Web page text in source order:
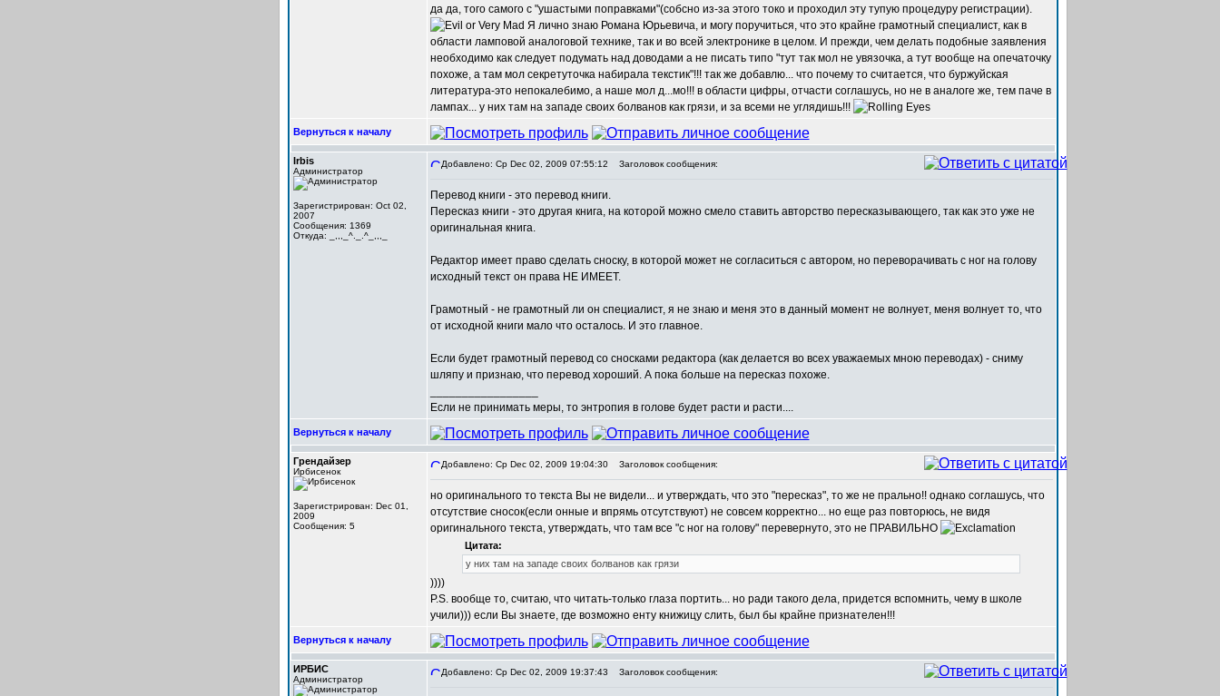
да да, того самого c "ушастыми поправками"(собсно из-за этого токо и проходил эту тупую процедуру регистрации).
Я лично знаю Романа Юрьевича, и могу поручиться, что это крайне грамотный специалист, как в
области ламповой аналоговой технике, так и во всей электронике в целом. И прежди, чем делать подобные заявления
необходимо как следует подумать над доводами а не писать типо "тут так мол не увязочка, а тут вообще на опечаточку
похоже, а там мол секретуточка набирала текстик"!!! так же добавлю... что почему то считается, что буржуйская
литература-это непокалебимо, а наше мол д...мо!!! в области цифры, отчасти соглашусь, но не в аналоге же, тем паче в
лампах... у них там на западе своих болванов как грязи, и за всеми не углядишь!!!
Вернуться к началу
Irbis
Администратор
Зарегистрирован: Oct 02,
2007
Сообщения: 1369
Откуда: _,,,_^._.^_,,,_
Добавлено: Ср Dec 02, 2009 07:55:12 Заголовок сообщения:
Перевод книги - это перевод книги.
Пересказ книги - это другая книга, на которой можно смело ставить авторство пересказывающего, так как это уже не
оригинальная книга.
Редактор имеет право сделать сноску, в которой может не согласиться с автором, но переворачивать с ног на голову
исходный текст он права НЕ ИМЕЕТ.
Грамотный - не грамотный ли он специалист, я не знаю и меня это в данный момент не волнует, меня волнует то, что
от исходной книги мало что осталось. И это главное.
Если будет грамотный перевод со сносками редактора (как делается во всех уважаемых мною переводах) - сниму
шляпу и признаю, что перевод хороший. А пока больше на пересказ похоже.
Если не принимать меры, то энтропия в голове будет расти и расти....
Вернуться к началу
Грендайзер
Ирбисенок
Зарегистрирован: Dec 01,
2009
Сообщения: 5
Добавлено: Ср Dec 02, 2009 19:04:30 Заголовок сообщения:
но оригинального то текста Вы не видели... и утверждать, что это "пересказ", то же не прально!! однако соглашусь, что
отсутствие сносок(если онные и впрямь отсутствуют) не совсем корректно... но еще раз повторюсь, не видя
оригинального текста, утверждать, что там все "с ног на голову" перевернуто, это не ПРАВИЛЬНО
Цитата:
у них там на западе своих болванов как грязи
))))
P.S. вообще то, считаю, что читать-только глаза портить... но ради такого дела, придется вспомнить, чему в школе
учили))) если Вы знаете, где возможно енту книжицу слить, был бы крайне признателен!!!
Вернуться к началу
ИРБИС
Администратор
Добавлено: Ср Dec 02, 2009 19:37:43 Заголовок сообщения: